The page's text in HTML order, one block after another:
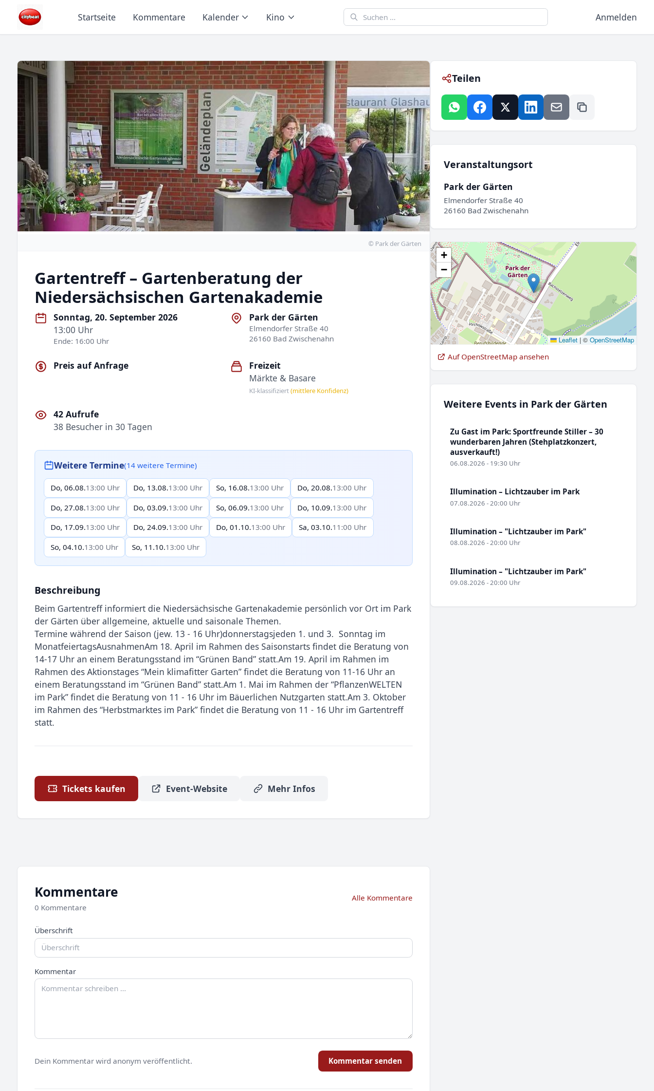
Startseite Kommentare Kalender Kino Anmelden
© Park der Gärten
Gartentreff – Gartenberatung der
Niedersächsischen Gartenakademie
Sonntag, 20. September 2026
13:00 Uhr
Ende: 16:00 Uhr
Park der Gärten
Elmendorfer Straße 40
26160 Bad Zwischenahn
Preis auf Anfrage
Freizeit
Märkte & Basare
KI-klassifiziert(mittlere Konfidenz)
42 Aufrufe
38 Besucher in 30 Tagen
Weitere Termine(14 weitere Termine)
Do, 06.08.13:00 Uhr Do, 13.08.13:00 Uhr So, 16.08.13:00 Uhr Do, 20.08.13:00 Uhr
Do, 27.08.13:00 Uhr Do, 03.09.13:00 Uhr So, 06.09.13:00 Uhr Do, 10.09.13:00 Uhr
Do, 17.09.13:00 Uhr Do, 24.09.13:00 Uhr Do, 01.10.13:00 Uhr Sa, 03.10.11:00 Uhr
So, 04.10.13:00 Uhr So, 11.10.13:00 Uhr
Beschreibung
Beim Gartentreff informiert die Niedersächsische Gartenakademie persönlich vor Ort im Park
der Gärten über allgemeine, aktuelle und saisonale Themen.
Termine während der Saison (jew. 13 - 16 Uhr)donnerstagsjeden 1. und 3. Sonntag im
MonatfeiertagsAusnahmenAm 18. April im Rahmen des Saisonstarts findet die Beratung von
14-17 Uhr an einem Beratungsstand im “Grünen Band” statt.Am 19. April im Rahmen im
Rahmen des Aktionstages “Mein klimafitter Garten” findet die Beratung von 11-16 Uhr an
einem Beratungsstand im “Grünen Band” statt.Am 1. Mai im Rahmen der “PflanzenWELTEN
im Park” findet die Beratung von 11 - 16 Uhr im Bäuerlichen Nutzgarten statt.Am 3. Oktober
im Rahmen des “Herbstmarktes im Park” findet die Beratung von 11 - 16 Uhr im Gartentreff
statt.
Tickets kaufen Event-Website Mehr Infos
Teilen
Veranstaltungsort
Park der Gärten
Elmendorfer Straße 40
26160 Bad Zwischenahn
+
−
Leaflet |© OpenStreetMap
Auf OpenStreetMap ansehen
Weitere Events in Park der Gärten
Zu Gast im Park: Sportfreunde Stiller – 30
wunderbaren Jahren (Stehplatzkonzert,
ausverkauft!)
06.08.2026 - 19:30 Uhr
Illumination – Lichtzauber im Park
07.08.2026 - 20:00 Uhr
Illumination – "Lichtzauber im Park"
08.08.2026 - 20:00 Uhr
Illumination – "Lichtzauber im Park"
09.08.2026 - 20:00 Uhr
Kommentare
0 Kommentare
Alle Kommentare
Überschrift
Kommentar
Dein Kommentar wird anonym veröffentlicht. Kommentar senden